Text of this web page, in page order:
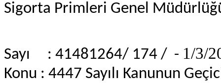
Sigorta Primleri Genel
Sayı : 41481264/ 174 / - 1/3/
Konu : 4447 Sayılı Kanunun